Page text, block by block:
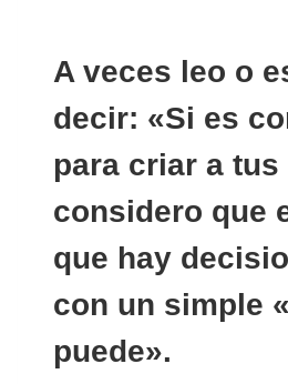
A veces leo o
decir: «Si es
para criar a
considero que
que hay
con un simple
puede».